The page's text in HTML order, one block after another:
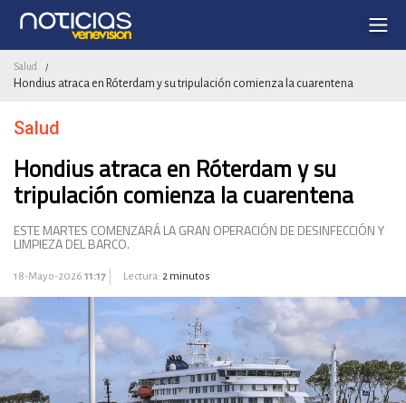
Salud /
Hondius atraca en Róterdam y su tripulación comienza la cuarentena
Salud
Hondius atraca en Róterdam y su
tripulación comienza la cuarentena
ESTE MARTES COMENZARÁ LA GRAN OPERACIÓN DE DESINFECCIÓN Y
LIMPIEZA DEL BARCO.
18-Mayo-2026 11:17 Lectura: 2 minutos